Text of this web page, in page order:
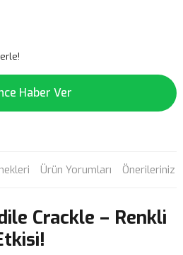
Haber Ver
Ürün Yorumları Önerileriniz
Crackle – Renkli